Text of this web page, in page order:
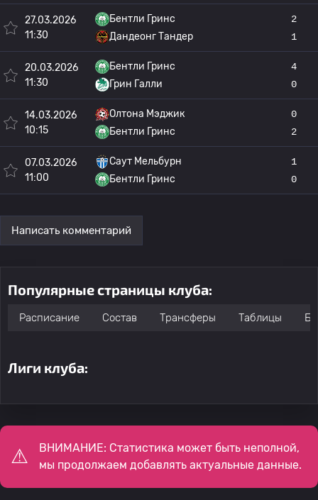
27.03.2026
11:30
Бентли Гринс
Дандеонг Тандер
2
1
20.03.2026
11:30
Бентли Гринс
Грин Галли
4
0
14.03.2026
10:15
Олтона Мэджик
Бентли Гринс
0
2
07.03.2026
11:00
Саут Мельбурн
Бентли Гринс
1
0
Написать комментарий
Популярные страницы клуба:
Расписание Состав Трансферы Таблицы
Лиги клуба:
ВНИМАНИЕ: Статистика может быть неполной,
мы продолжаем добавлять актуальные данные.